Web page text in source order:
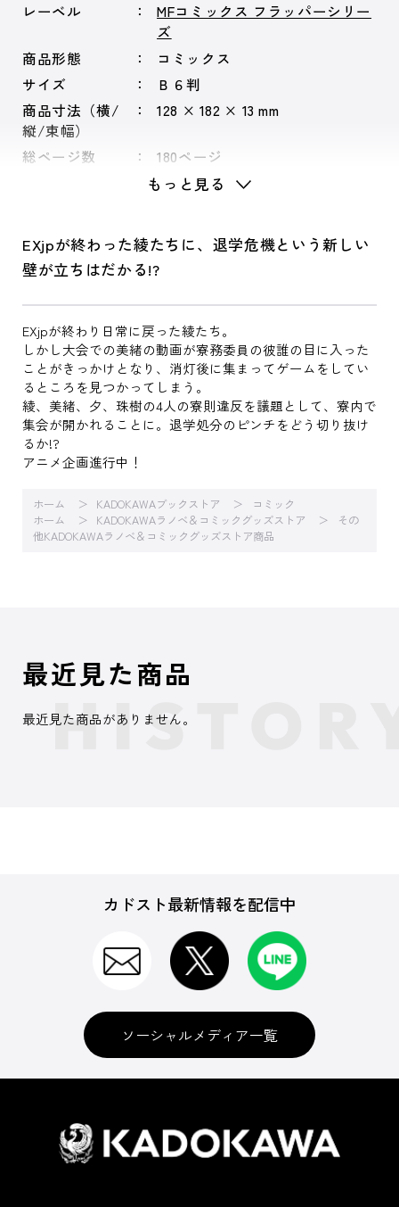
レーベル
MFコミックス フラッパーシリー
ズ
商品形態
コミックス
サイズ
Ｂ６判
商品寸法（横/
縦/束幅）
128 × 182 × 13 mm
総ページ数 180ページ
もっと見る
EXjpが終わった綾たちに、退学危機という新しい
壁が立ちはだかる!?
EXjpが終わり日常に戻った綾たち。
しかし大会での美緒の動画が寮務委員の彼誰の目に入った
ことがきっかけとなり、消灯後に集まってゲームをしてい
るところを見つかってしまう。
綾、美緒、夕、珠樹の4人の寮則違反を議題として、寮内で
集会が開かれることに。退学処分のピンチをどう切り抜け
るか!?
アニメ企画進行中！
ホーム KADOKAWAブックストア
コミック
ホーム
KADOKAWAラノベ＆コミックグッズストア
その
他KADOKAWAラノベ＆コミックグッズストア商品
最近見た商品
最近見た商品がありません。
カドスト最新情報を配信中
ソーシャルメディア一覧